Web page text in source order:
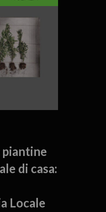
piantine
di casa:
Locale